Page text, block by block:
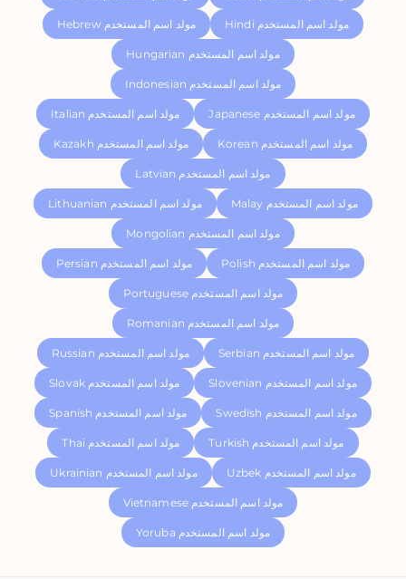
Hebrew مولد اسم المستخدم Hindi مولد اسم المستخدم
Hungarian مولد اسم المستخدم
Indonesian مولد اسم المستخدم
Italian مولد اسم المستخدم Japanese مولد اسم المستخدم
Kazakh مولد اسم المستخدم Korean مولد اسم المستخدم
Latvian مولد اسم المستخدم
Lithuanian مولد اسم المستخدم Malay مولد اسم المستخدم
Mongolian مولد اسم المستخدم
Persian مولد اسم المستخدم Polish مولد اسم المستخدم
Portuguese مولد اسم المستخدم
Romanian مولد اسم المستخدم
Russian مولد اسم المستخدم Serbian مولد اسم المستخدم
Slovak مولد اسم المستخدم Slovenian مولد اسم المستخدم
Spanish مولد اسم المستخدم Swedish مولد اسم المستخدم
Thai مولد اسم المستخدم Turkish مولد اسم المستخدم
Ukrainian مولد اسم المستخدم Uzbek مولد اسم المستخدم
Vietnamese مولد اسم المستخدم
Yoruba مولد اسم المستخدم